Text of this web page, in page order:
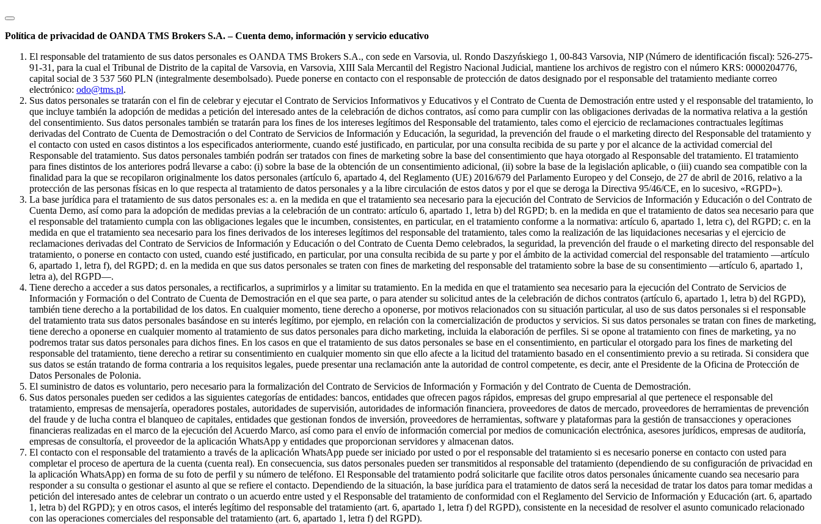
Política de privacidad de OANDA TMS Brokers S.A. – Cuenta demo, información y servicio educativo
El responsable del tratamiento de sus datos personales es OANDA TMS Brokers S.A., con sede en Varsovia, ul. Rondo Daszyńskiego 1, 00-843 Varsovia, NIP (Número de identificación fiscal): 526-275-
91-31, para la cual el Tribunal de Distrito de la capital de Varsovia, en Varsovia, XIII Sala Mercantil del Registro Nacional Judicial, mantiene los archivos de registro con el número KRS: 0000204776,
capital social de 3 537 560 PLN (integralmente desembolsado). Puede ponerse en contacto con el responsable de protección de datos designado por el responsable del tratamiento mediante correo
electrónico: odo@tms.pl.
Sus datos personales se tratarán con el fin de celebrar y ejecutar el Contrato de Servicios Informativos y Educativos y el Contrato de Cuenta de Demostración entre usted y el responsable del tratamiento, lo
que incluye también la adopción de medidas a petición del interesado antes de la celebración de dichos contratos, así como para cumplir con las obligaciones derivadas de la normativa relativa a la gestión
del consentimiento. Sus datos personales también se tratarán para los fines de los intereses legítimos del Responsable del tratamiento, tales como el ejercicio de reclamaciones contractuales legítimas
derivadas del Contrato de Cuenta de Demostración o del Contrato de Servicios de Información y Educación, la seguridad, la prevención del fraude o el marketing directo del Responsable del tratamiento y
el contacto con usted en casos distintos a los especificados anteriormente, cuando esté justificado, en particular, por una consulta recibida de su parte y por el alcance de la actividad comercial del
Responsable del tratamiento. Sus datos personales también podrán ser tratados con fines de marketing sobre la base del consentimiento que haya otorgado al Responsable del tratamiento. El tratamiento
para fines distintos de los anteriores podrá llevarse a cabo: (i) sobre la base de la obtención de un consentimiento adicional, (ii) sobre la base de la legislación aplicable, o (iii) cuando sea compatible con la
finalidad para la que se recopilaron originalmente los datos personales (artículo 6, apartado 4, del Reglamento (UE) 2016/679 del Parlamento Europeo y del Consejo, de 27 de abril de 2016, relativo a la
protección de las personas físicas en lo que respecta al tratamiento de datos personales y a la libre circulación de estos datos y por el que se deroga la Directiva 95/46/CE, en lo sucesivo, «RGPD»).
La base jurídica para el tratamiento de sus datos personales es: a. en la medida en que el tratamiento sea necesario para la ejecución del Contrato de Servicios de Información y Educación o del Contrato de
Cuenta Demo, así como para la adopción de medidas previas a la celebración de un contrato: artículo 6, apartado 1, letra b) del RGPD; b. en la medida en que el tratamiento de datos sea necesario para que
el responsable del tratamiento cumpla con las obligaciones legales que le incumben, consistentes, en particular, en el tratamiento conforme a la normativa: artículo 6, apartado 1, letra c), del RGPD; c. en la
medida en que el tratamiento sea necesario para los fines derivados de los intereses legítimos del responsable del tratamiento, tales como la realización de las liquidaciones necesarias y el ejercicio de
reclamaciones derivadas del Contrato de Servicios de Información y Educación o del Contrato de Cuenta Demo celebrados, la seguridad, la prevención del fraude o el marketing directo del responsable del
tratamiento, o ponerse en contacto con usted, cuando esté justificado, en particular, por una consulta recibida de su parte y por el ámbito de la actividad comercial del responsable del tratamiento —artículo
6, apartado 1, letra f), del RGPD; d. en la medida en que sus datos personales se traten con fines de marketing del responsable del tratamiento sobre la base de su consentimiento —artículo 6, apartado 1,
letra a), del RGPD—.
Tiene derecho a acceder a sus datos personales, a rectificarlos, a suprimirlos y a limitar su tratamiento. En la medida en que el tratamiento sea necesario para la ejecución del Contrato de Servicios de
Información y Formación o del Contrato de Cuenta de Demostración en el que sea parte, o para atender su solicitud antes de la celebración de dichos contratos (artículo 6, apartado 1, letra b) del RGPD),
también tiene derecho a la portabilidad de los datos. En cualquier momento, tiene derecho a oponerse, por motivos relacionados con su situación particular, al uso de sus datos personales si el responsable
del tratamiento trata sus datos personales basándose en su interés legítimo, por ejemplo, en relación con la comercialización de productos y servicios. Si sus datos personales se tratan con fines de marketing,
tiene derecho a oponerse en cualquier momento al tratamiento de sus datos personales para dicho marketing, incluida la elaboración de perfiles. Si se opone al tratamiento con fines de marketing, ya no
podremos tratar sus datos personales para dichos fines. En los casos en que el tratamiento de sus datos personales se base en el consentimiento, en particular el otorgado para los fines de marketing del
responsable del tratamiento, tiene derecho a retirar su consentimiento en cualquier momento sin que ello afecte a la licitud del tratamiento basado en el consentimiento previo a su retirada. Si considera que
sus datos se están tratando de forma contraria a los requisitos legales, puede presentar una reclamación ante la autoridad de control competente, es decir, ante el Presidente de la Oficina de Protección de
Datos Personales de Polonia.
El suministro de datos es voluntario, pero necesario para la formalización del Contrato de Servicios de Información y Formación y del Contrato de Cuenta de Demostración.
Sus datos personales pueden ser cedidos a las siguientes categorías de entidades: bancos, entidades que ofrecen pagos rápidos, empresas del grupo empresarial al que pertenece el responsable del
tratamiento, empresas de mensajería, operadores postales, autoridades de supervisión, autoridades de información financiera, proveedores de datos de mercado, proveedores de herramientas de prevención
del fraude y de lucha contra el blanqueo de capitales, entidades que gestionan fondos de inversión, proveedores de herramientas, software y plataformas para la gestión de transacciones y operaciones
financieras realizadas en el marco de la ejecución del Acuerdo Marco, así como para el envío de información comercial por medios de comunicación electrónica, asesores jurídicos, empresas de auditoría,
empresas de consultoría, el proveedor de la aplicación WhatsApp y entidades que proporcionan servidores y almacenan datos.
El contacto con el responsable del tratamiento a través de la aplicación WhatsApp puede ser iniciado por usted o por el responsable del tratamiento si es necesario ponerse en contacto con usted para
completar el proceso de apertura de la cuenta (cuenta real). En consecuencia, sus datos personales pueden ser transmitidos al responsable del tratamiento (dependiendo de su configuración de privacidad en
la aplicación WhatsApp) en forma de su foto de perfil y su número de teléfono. El Responsable del tratamiento podrá solicitarle que facilite otros datos personales únicamente cuando sea necesario para
responder a su consulta o gestionar el asunto al que se refiere el contacto. Dependiendo de la situación, la base jurídica para el tratamiento de datos será la necesidad de tratar los datos para tomar medidas a
petición del interesado antes de celebrar un contrato o un acuerdo entre usted y el Responsable del tratamiento de conformidad con el Reglamento del Servicio de Información y Educación (art. 6, apartado
1, letra b) del RGPD); y en otros casos, el interés legítimo del responsable del tratamiento (art. 6, apartado 1, letra f) del RGPD), consistente en la necesidad de resolver el asunto comunicado relacionado
con las operaciones comerciales del responsable del tratamiento (art. 6, apartado 1, letra f) del RGPD).